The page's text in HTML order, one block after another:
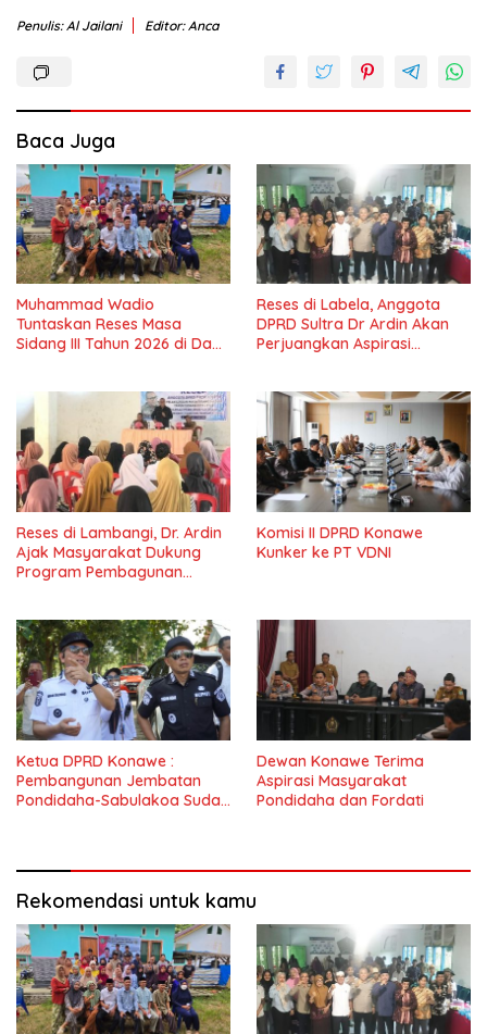
Penulis: Al Jailani Editor: Anca
Baca Juga
Muhammad Wadio
Tuntaskan Reses Masa
Sidang III Tahun 2026 di Dapil
Reses di Labela, Anggota
DPRD Sultra Dr Ardin Akan
Perjuangkan Aspirasi
Reses di Lambangi, Dr. Ardin
Ajak Masyarakat Dukung
Program Pembagunan
Komisi II DPRD Konawe
Kunker ke PT VDNI
Ketua DPRD Konawe :
Pembangunan Jembatan
Pondidaha-Sabulakoa Sudah
Dewan Konawe Terima
Aspirasi Masyarakat
Pondidaha dan Fordati
Rekomendasi untuk kamu